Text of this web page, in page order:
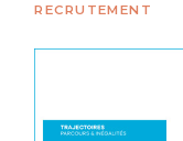
RECRUTEMENT